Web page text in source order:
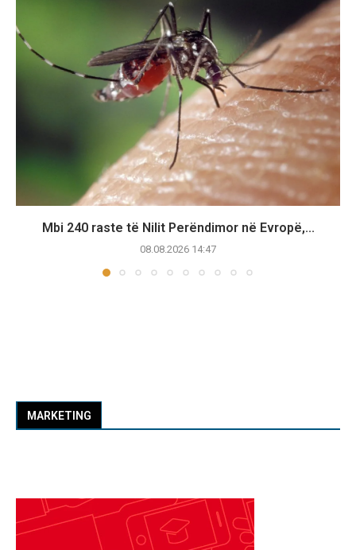
Mbi 240 raste të Nilit Perëndimor në Evropë,...
08.08.2026 14:47
MARKETING